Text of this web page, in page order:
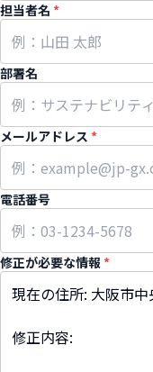
担当者名 *
部署名
メールアドレス *
電話番号
修正が必要な情報 *